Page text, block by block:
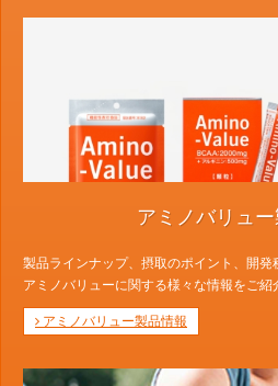
アミノバリュ
製品ラインナップ、摂取のポイント、開
アミノバリューに関する様々な情報をご紹
アミノバリュー製品情報